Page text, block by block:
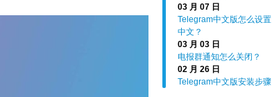
03 月 07 日
Telegram中文版怎么设置
中文？
03 月 03 日
电报群通知怎么关闭？
02 月 26 日
Telegram中文版安装步骤